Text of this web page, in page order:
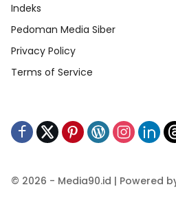
Indeks
Pedoman Media Siber
Privacy Policy
Terms of Service
© 2026 - Media90.id | Powered